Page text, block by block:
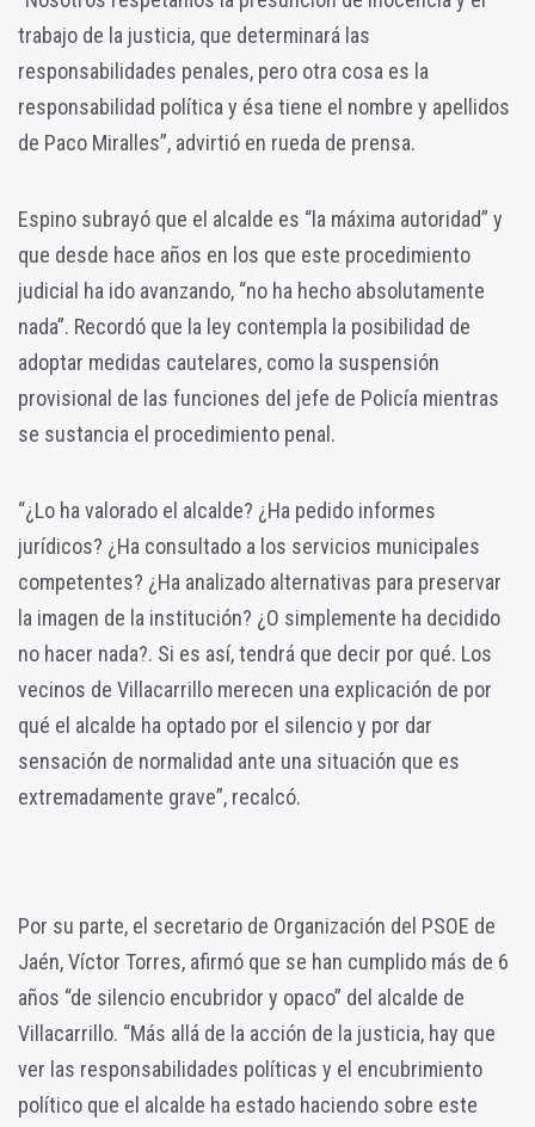
trabajo de la justicia, que determinará las
responsabilidades penales, pero otra cosa es la
responsabilidad política y ésa tiene el nombre y apellidos
de Paco Miralles”, advirtió en rueda de prensa.
Espino subrayó que el alcalde es “la máxima autoridad” y
que desde hace años en los que este procedimiento
judicial ha ido avanzando, “no ha hecho absolutamente
nada”. Recordó que la ley contempla la posibilidad de
adoptar medidas cautelares, como la suspensión
provisional de las funciones del jefe de Policía mientras
se sustancia el procedimiento penal.
“¿Lo ha valorado el alcalde? ¿Ha pedido informes
jurídicos? ¿Ha consultado a los servicios municipales
competentes? ¿Ha analizado alternativas para preservar
la imagen de la institución? ¿O simplemente ha decidido
no hacer nada?. Si es así, tendrá que decir por qué. Los
vecinos de Villacarrillo merecen una explicación de por
qué el alcalde ha optado por el silencio y por dar
sensación de normalidad ante una situación que es
extremadamente grave”, recalcó.
Por su parte, el secretario de Organización del PSOE de
Jaén, Víctor Torres, afirmó que se han cumplido más de 6
años “de silencio encubridor y opaco” del alcalde de
Villacarrillo. “Más allá de la acción de la justicia, hay que
ver las responsabilidades políticas y el encubrimiento
político que el alcalde ha estado haciendo sobre este